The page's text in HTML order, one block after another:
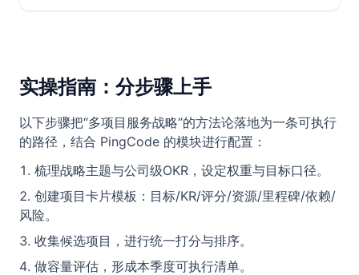
实操指南：分步骤上手
以下步骤把“多项目服务战略”的方法论落地为一条可执行
的路径，结合 PingCode 的模块进行配置：
梳理战略主题与公司级OKR，设定权重与目标口径。
创建项目卡片模板：目标/KR/评分/资源/里程碑/依赖/
风险。
收集候选项目，进行统一打分与排序。
做容量评估，形成本季度可执行清单。